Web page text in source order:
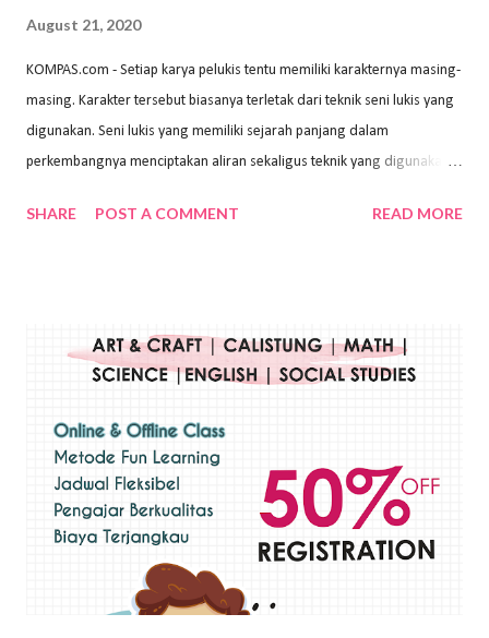
August 21, 2020
KOMPAS.com - Setiap karya pelukis tentu memiliki karakternya masing-
masing. Karakter tersebut biasanya terletak dari teknik seni lukis yang
digunakan. Seni lukis yang memiliki sejarah panjang dalam
perkembangnya menciptakan aliran sekaligus teknik yang digunakan.
Wayan Kun Adnyana, teknik yang berbeda tentunya akan
menggunakan bahan dasar cat air, cat akrilik, atau cat minyak dengan
sapuan warna cat yang tebal. Dengan memberikan sapuan warna
pelukis untuk menghasilkan lukisan yang mempesona dan tentunya
bernilai tinggi. Ciri teknik plakat Ciri-ciri teknik plakat, yaitu: Sapuan
warna yang kental dan tebal. Hasil lukisan menutupi seluruh bagian
medianya Mem...
SHARE POST A COMMENT READ MORE